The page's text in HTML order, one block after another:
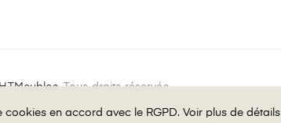
cookies en accord avec le RGPD. Voir plus de détails
. Tous droits réservés.
cookies en accord avec le RGPD. Voir plus de détails